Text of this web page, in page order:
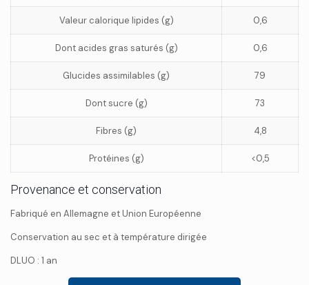
Valeur calorique lipides (g) 0,6
Dont acides gras saturés (g) 0,6
Glucides assimilables (g) 79
Dont sucre (g) 73
Fibres (g) 4,8
Protéines (g) <0,5
Provenance et conservation
Fabriqué en Allemagne et Union Européenne
Conservation au sec et à température dirigée
DLUO : 1 an